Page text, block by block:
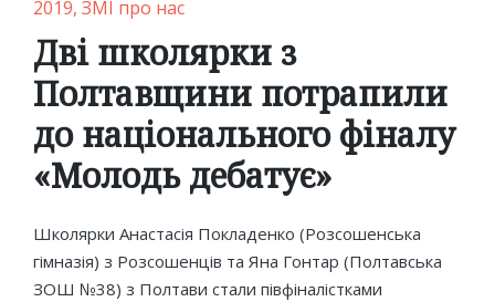
Posted
in
2019 ЗМІ про нас
Дві школярки з
Полтавщини потрапили
до національного фіналу
«Молодь дебатує»
Школярки Анастасія Покладенко (Розсошенська
гімназія) з Розсошенців та Яна Гонтар (Полтавська
ЗОШ №38) з Полтави стали півфіналістками